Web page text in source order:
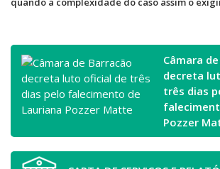
Câmara
decreta
três dias
Pozzer